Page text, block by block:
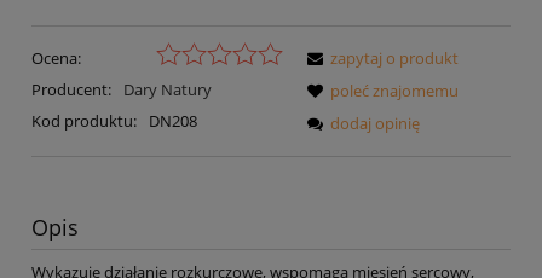
Ocena:
Producent:
Dary Natury
Kod produktu:
DN208
zapytaj o produkt
poleć znajomemu
dodaj opinię
Opis
Wykazuje działanie rozkurczowe, wspomaga mięsień sercowy,